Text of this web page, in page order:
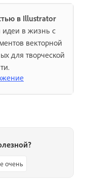
в Illustrator
идеи в жизнь с
векторной
для творческой
очень